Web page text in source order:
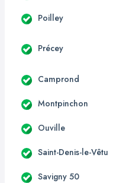
Poilley
Précey
Camprond
Montpinchon
Ouville
Saint-Denis-le-Vêtu
Savigny 50